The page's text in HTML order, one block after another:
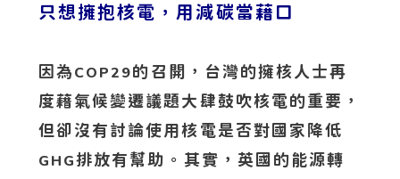
只想擁抱核電，用減碳當藉口
因為 COP29的召開，台灣的擁核人士再
度藉氣候變遷議題大肆鼓吹核電的重要，
但卻沒有討論使用核電是否對國家降低
GHG排放有幫助。其實，英國的能源轉